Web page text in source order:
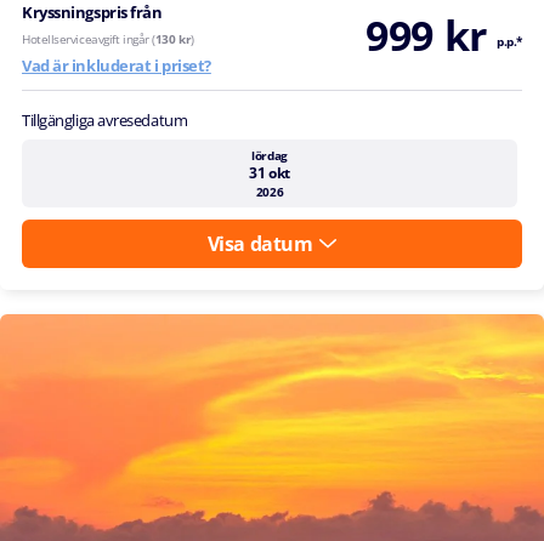
Kryssningspris från 999 kr p.p.*
Hotellserviceavgift ingår (130 kr)
Vad är inkluderat i priset?
Tillgängliga avresedatum
lördag
31 okt
2026
Visa datum